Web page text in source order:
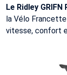
Le Ridley
la Vélo
vitesse, confort